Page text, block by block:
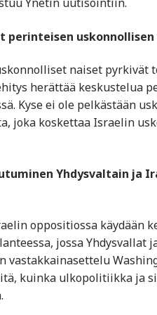
naiset
herättää keskustelua
Kyse ei ole pelkästään
joka koskettaa Israelin
Yhdysvaltain ja
oppositiossa
jossa Yhdysvallat
vastakkainasettelu
kuinka ulkopolitiikka ja